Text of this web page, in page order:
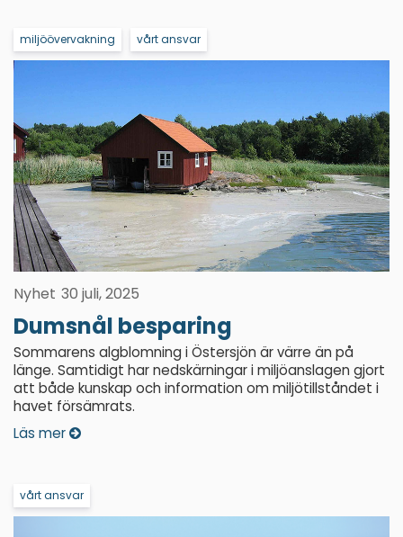
miljöövervakning vårt ansvar
Nyhet 30 juli, 2025
Dumsnål besparing
Sommarens algblomning i Östersjön är värre än på
länge. Samtidigt har nedskärningar i miljöanslagen gjort
att både kunskap och information om miljötillståndet i
havet försämrats.
Läs mer
vårt ansvar